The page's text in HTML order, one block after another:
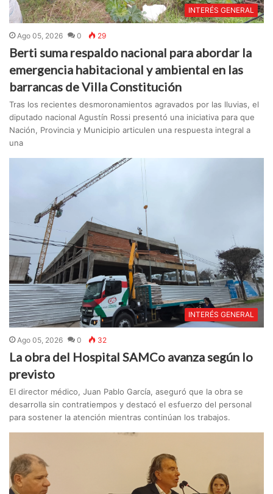
INTERÉS GENERAL
Ago 05, 2026 0 29
Berti suma respaldo nacional para abordar la
emergencia habitacional y ambiental en las
barrancas de Villa Constitución
Tras los recientes desmoronamientos agravados por las lluvias, el
diputado nacional Agustín Rossi presentó una iniciativa para que
Nación, Provincia y Municipio articulen una respuesta integral a
una
INTERÉS GENERAL
Ago 05, 2026 0 32
La obra del Hospital SAMCo avanza según lo
previsto
El director médico, Juan Pablo García, aseguró que la obra se
desarrolla sin contratiempos y destacó el esfuerzo del personal
para sostener la atención mientras continúan los trabajos.